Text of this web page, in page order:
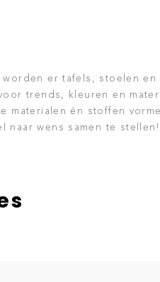
er tafels, stoelen
trends, kleuren en
materialen én stoffen
naar wens samen te stellen!